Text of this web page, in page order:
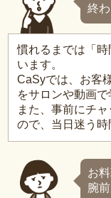
終
慣れるまでは「
います。
CaSyでは、お客
をサロンや動画で
また、事前にチ
ので、当日迷う時
お
腕